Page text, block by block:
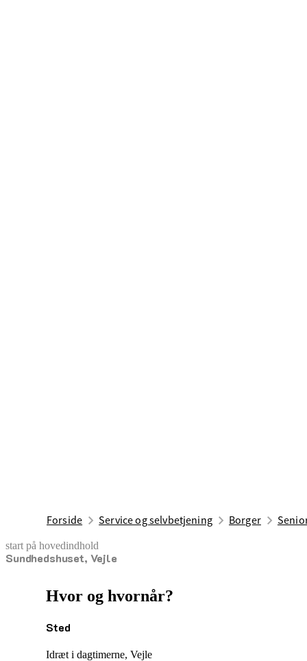
Forside Service og selvbetjening Borger
start på hovedindhold
Sundhedshuset, Vejle
senest opdateret 13. maj 2026
Hvor og hvornår?
Sted
Idræt i dagtimerne, Vejle